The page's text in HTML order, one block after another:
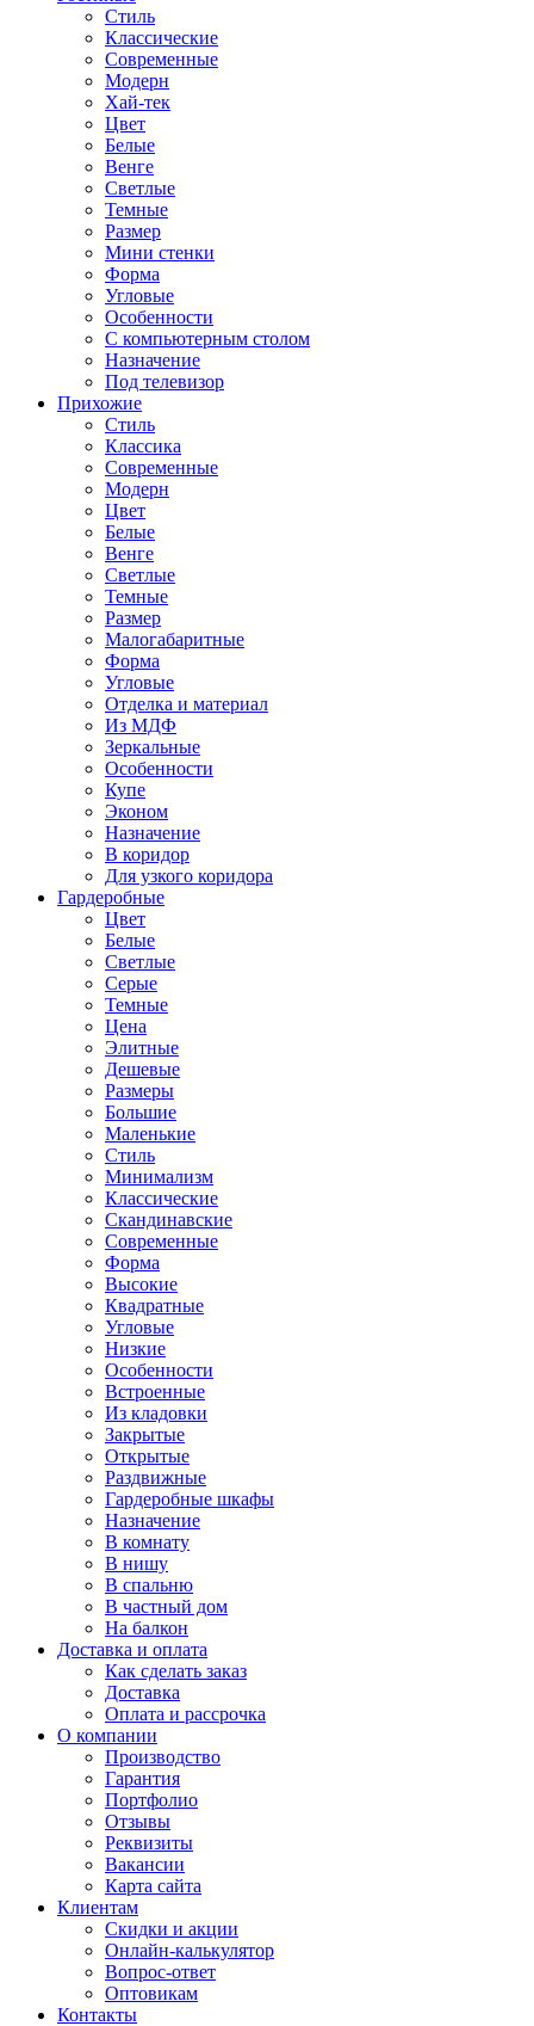
Стиль
Классические
Современные
Модерн
Хай-тек
Цвет
Белые
Венге
Светлые
Темные
Размер
Мини стенки
Форма
Угловые
Особенности
С компьютерным столом
Назначение
Под телевизор
Прихожие
Стиль
Классика
Современные
Модерн
Цвет
Белые
Венге
Светлые
Темные
Размер
Малогабаритные
Форма
Угловые
Отделка и материал
Из МДФ
Зеркальные
Особенности
Купе
Эконом
Назначение
В коридор
Для узкого коридора
Гардеробные
Цвет
Белые
Светлые
Серые
Темные
Цена
Элитные
Дешевые
Размеры
Большие
Маленькие
Стиль
Минимализм
Классические
Скандинавские
Современные
Форма
Высокие
Квадратные
Угловые
Низкие
Особенности
Встроенные
Из кладовки
Закрытые
Открытые
Раздвижные
Гардеробные шкафы
Назначение
В комнату
В нишу
В спальню
В частный дом
На балкон
Доставка и оплата
Как сделать заказ
Доставка
Оплата и рассрочка
О компании
Производство
Гарантия
Портфолио
Отзывы
Реквизиты
Вакансии
Карта сайта
Клиентам
Скидки и акции
Онлайн-калькулятор
Вопрос-ответ
Оптовикам
Контакты